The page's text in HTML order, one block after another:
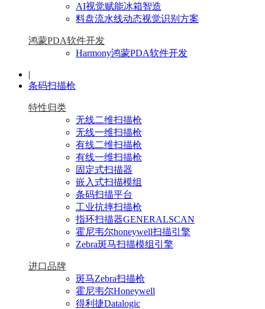
AI视觉赋能冰箱智造
料盘流水线动态视觉识别方案
鸿蒙PDA软件开发
Harmony鸿蒙PDA软件开发
|
条码扫描枪
特性归类
无线二维扫描枪
无线一维扫描枪
有线二维扫描枪
有线一维扫描枪
固定式扫描器
嵌入式扫描模组
条码扫描平台
工业抗摔扫描枪
指环扫描器GENERALSCAN
霍尼韦尔honeywell扫描引擎
Zebra斑马扫描模组引擎
进口品牌
斑马Zebra扫描枪
霍尼韦尔Honeywell
得利捷Datalogic